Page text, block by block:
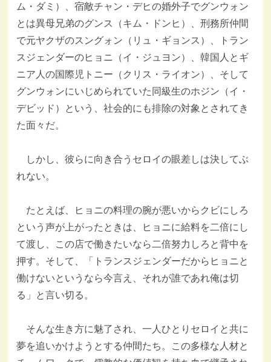
ム・ダミ）、宿敵チャン・デヒの婚外子でグンウォン
とは異母兄弟のグンス（キム・ドンヒ）、刑務所仲間
で元ヤクザのスングォン（リュ・ギョンス）、トラン
スジェンダーのヒョニ（イ・ジュヨン）、韓国人とギ
ニア人の国際児トニー（クリス・ライオン）、そして
グンウォンにいじめられていた同級生のホジン（イ・
デビッド）という、社会的にも排除の対象とされてき
た面々だ。
しかし、彼らに向き合うセロイの眼差しは決してぶ
れない。
たとえば、ヒョニの料理の腕が悪いからクビにしろ
という声が上がったときは、ヒョニに給料を二倍にし
て渡し、この店で働きたいなら二倍努力しろと背中を
押す。そして、「トランスジェンダーだからヒョニと
働けないというなら今言え、それが誰であれ俺は切
る」と言い切る。
そんな生き方に魅了され、一人ひとりセロイと共に
夢を追いかけようとする仲間たち。この多様な人材と